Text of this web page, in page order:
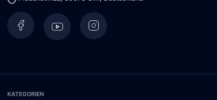
KATEGORIEN